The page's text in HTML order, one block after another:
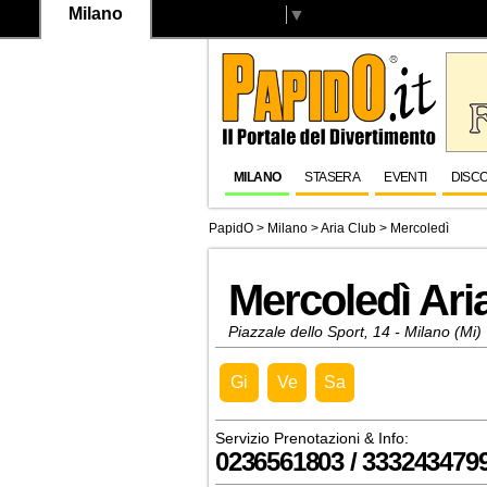
Milano ▼
MILANO STASERA EVENTI
PapidO > Milano >Aria Club > Mercoledì
Mercoledì
Piazzale dello Sport, 14 - Milano (Mi)
Gi Ve Sa
Servizio Prenotazioni & Info:
0236561803 /